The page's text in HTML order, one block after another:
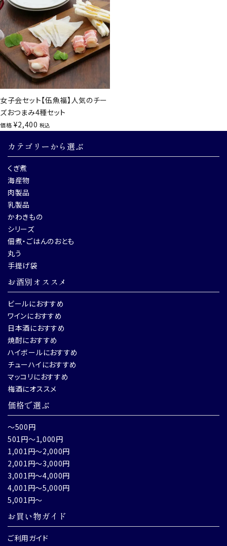
女子会セット【伍魚福】人気のチー
ズおつまみ4種セット
価格 ¥2,400 税込
カテゴリーから選ぶ
くぎ煮
海産物
肉製品
乳製品
かわきもの
シリーズ
佃煮・ごはんのおとも
丸う
手提げ袋
お酒別オススメ
ビールにおすすめ
ワインにおすすめ
日本酒におすすめ
焼酎におすすめ
ハイボールにおすすめ
チューハイにおすすめ
マッコリにおすすめ
梅酒にオススメ
価格で選ぶ
～500円
501円～1,000円
1,001円～2,000円
2,001円～3,000円
3,001円～4,000円
4,001円～5,000円
5,001円～
お買い物ガイド
ご利用ガイド